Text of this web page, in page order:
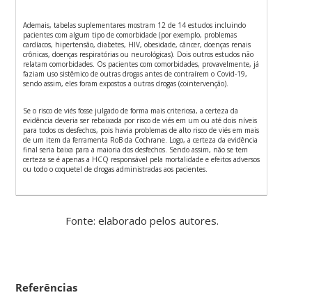
Ademais, tabelas suplementares mostram 12 de 14 estudos incluindo
pacientes com algum tipo de comorbidade (por exemplo, problemas
cardíacos, hipertensão, diabetes, HIV, obesidade, câncer, doenças renais
crônicas, doenças respiratórias ou neurológicas). Dois outros estudos não
relatam comorbidades. Os pacientes com comorbidades, provavelmente, já
faziam uso sistêmico de outras drogas antes de contraírem o Covid-19,
sendo assim, eles foram expostos a outras drogas (cointervenção).
Se o risco de viés fosse julgado de forma mais criteriosa, a certeza da
evidência deveria ser rebaixada por risco de viés em um ou até dois níveis
para todos os desfechos, pois havia problemas de alto risco de viés em mais
de um item da ferramenta RoB da Cochrane. Logo, a certeza da evidência
final seria baixa para a maioria dos desfechos. Sendo assim, não se tem
certeza se é apenas a HCQ responsável pela mortalidade e efeitos adversos
ou todo o coquetel de drogas administradas aos pacientes.
Fonte: elaborado pelos autores.
Referências